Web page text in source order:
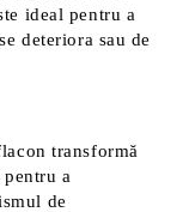
ideal pentru a
deteriora sau de
transformă
a
de